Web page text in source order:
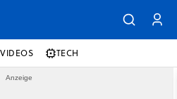
VIDEOS TECH